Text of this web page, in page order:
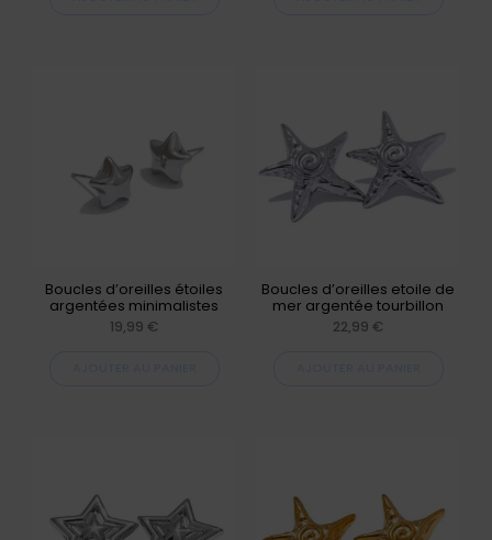
Boucles d’oreilles étoiles
argentées minimalistes
19,99 €
Boucles d’oreilles etoile de
mer argentée tourbillon
22,99 €